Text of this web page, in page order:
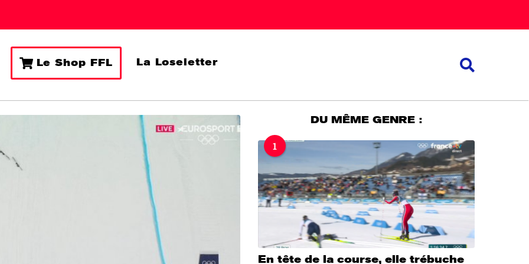
Le Shop FFL La Loseletter
DU MÊME GENRE :
1
En tête de la course, elle trébuche